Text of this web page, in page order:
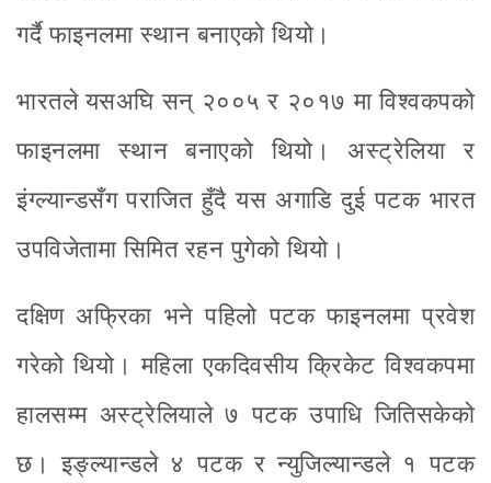
गर्दै फाइनलमा स्थान बनाएको थियो।
भारतले यसअघि सन् २००५ र २०१७ मा विश्वकपको
फाइनलमा स्थान बनाएको थियो। अस्ट्रेलिया र
इंग्ल्यान्डसँग पराजित हुँदै यस अगाडि दुई पटक भारत
उपविजेतामा सिमित रहन पुगेको थियो।
दक्षिण अफ्रिका भने पहिलो पटक फाइनलमा प्रवेश
गरेको थियो। महिला एकदिवसीय क्रिकेट विश्वकपमा
हालसम्म अस्ट्रेलियाले ७ पटक उपाधि जितिसकेको
छ। इङ्ल्यान्डले ४ पटक र न्युजिल्यान्डले १ पटक